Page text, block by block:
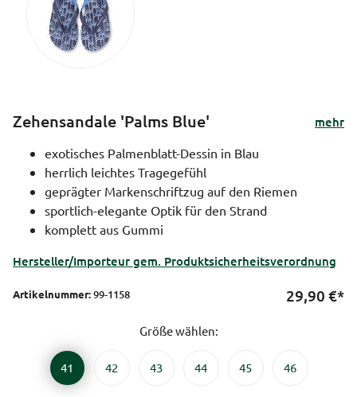
Zehensandale 'Palms Blue'
mehr
exotisches Palmenblatt-Dessin in Blau
herrlich leichtes Tragegefühl
geprägter Markenschriftzug auf den Riemen
sportlich-elegante Optik für den Strand
komplett aus Gummi
Hersteller/Importeur gem. Produktsicherheitsverordnung
Artikelnummer:99-1158 29,90 €*
Größe wählen:
41 42 43 44 45 46